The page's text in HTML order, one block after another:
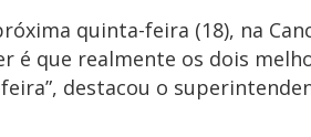
quinta-feira (18), na
é que realmente os dois
destacou o